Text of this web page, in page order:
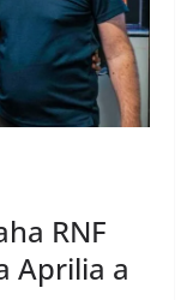
RNF
Aprilia a